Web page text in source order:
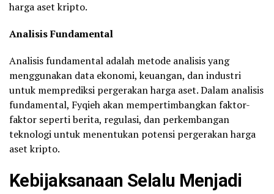
harga aset kripto.
Analisis Fundamental
Analisis fundamental adalah metode analisis yang
menggunakan data ekonomi, keuangan, dan industri
untuk memprediksi pergerakan harga aset. Dalam analisis
fundamental, Fyqieh akan mempertimbangkan faktor-
faktor seperti berita, regulasi, dan perkembangan
teknologi untuk menentukan potensi pergerakan harga
aset kripto.
Kebijaksanaan Selalu Menjadi